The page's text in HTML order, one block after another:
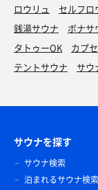
ロウリュ セルフロ
銭湯サウナ
ボナサ
タトゥーOK
カプ
テントサウナ
サウ
サウナを探す
サウナ検索
泊まれるサウナ検索